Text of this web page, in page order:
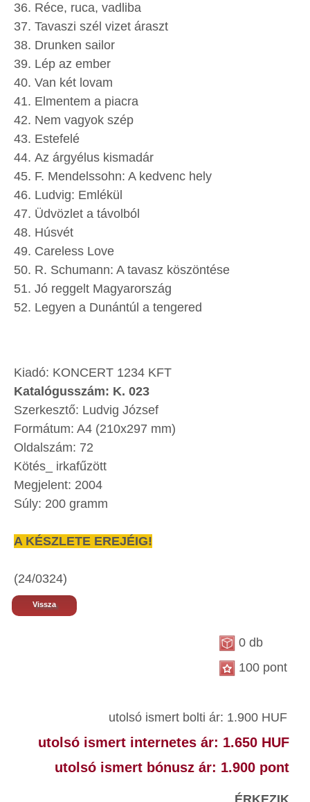
Réce, ruca, vadliba
Tavaszi szél vizet áraszt
Drunken sailor
Lép az ember
Van két lovam
Elmentem a piacra
Nem vagyok szép
Estefelé
Az árgyélus kismadár
F. Mendelssohn: A kedvenc hely
Ludvig: Emlékül
Üdvözlet a távolból
Húsvét
Careless Love
R. Schumann: A tavasz köszöntése
Jó reggelt Magyarország
Legyen a Dunántúl a tengered
Kiadó: KONCERT 1234 KFT
Katalógusszám: K. 023
Szerkesztő: Ludvig József
Formátum: A4 (210x297 mm)
Oldalszám: 72
Kötés_ irkafűzött
Megjelent: 2004
Súly: 200 gramm
A KÉSZLETE EREJÉIG!
(24/0324)
Vissza
0 db
100 pont
utolsó ismert bolti ár: 1.900 HUF
utolsó ismert internetes ár: 1.650 HUF
utolsó ismert bónusz ár: 1.900 pont
ÉRKEZIK